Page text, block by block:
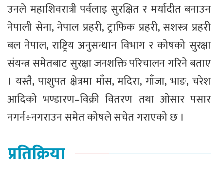
उनले महाशिवरात्री पर्वलाइ सुरक्षित र मर्यादीत बनाउन
नेपाली सेना, नेपाल प्रहरी, ट्राफिक प्रहरी, सशस्त्र प्रहरी
बल नेपाल, राष्ट्रिय अनुसन्धान विभाग र कोषको सुरक्षा
संयन्त्र समेतबाट सुरक्षा जनशक्ति परिचालन गरिने बताए
। यस्तै, पाशुपत क्षेत्रमा माँस, मदिरा, गाँजा, भाङ, चरेश
आदिको भण्डारण–विक्री वितरण तथा ओसार पसार
नगर्न÷नगराउन समेत कोषले सचेत गराएको छ ।
प्रतिक्रिया